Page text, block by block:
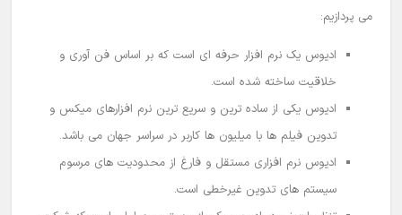
می پردازیم:
ادیوس یک نرم افزار حرفه ای است که بر اساس فن آوری و
خلاقیت ساخته شده است.
ادیوس یکی از ساده ترین و سریع ترین نرم افزارهای میکس و
تدوین فیلم ها با میلیون ها کاربر در سراسر جهان می باشد.
ادیوس نرم افزاری مستقل و فارغ از محدودیت های مرسوم
سیستم های تدوین غیرخطی است.